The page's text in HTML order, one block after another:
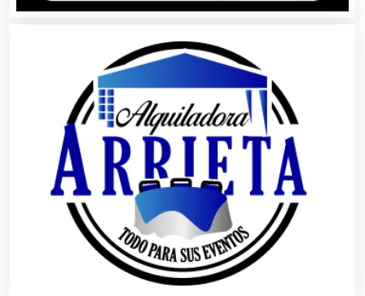
Artes Gráficas
Artesanías
Artículos de Oficina
Artículos de Piel
Artículos Deportivos